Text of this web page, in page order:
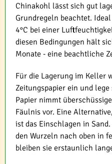
Chinakohl lässt sich gut
Grundregeln beachtet.
4°C bei einer
diesen Bedingungen hält
Monate - eine beachtliche
Für die Lagerung im Keller
Zeitungspapier ein und lege
Papier nimmt
Fäulnis vor. Eine
ist das Einschlagen in
den Wurzeln nach oben in
bleiben sie erstaunlich